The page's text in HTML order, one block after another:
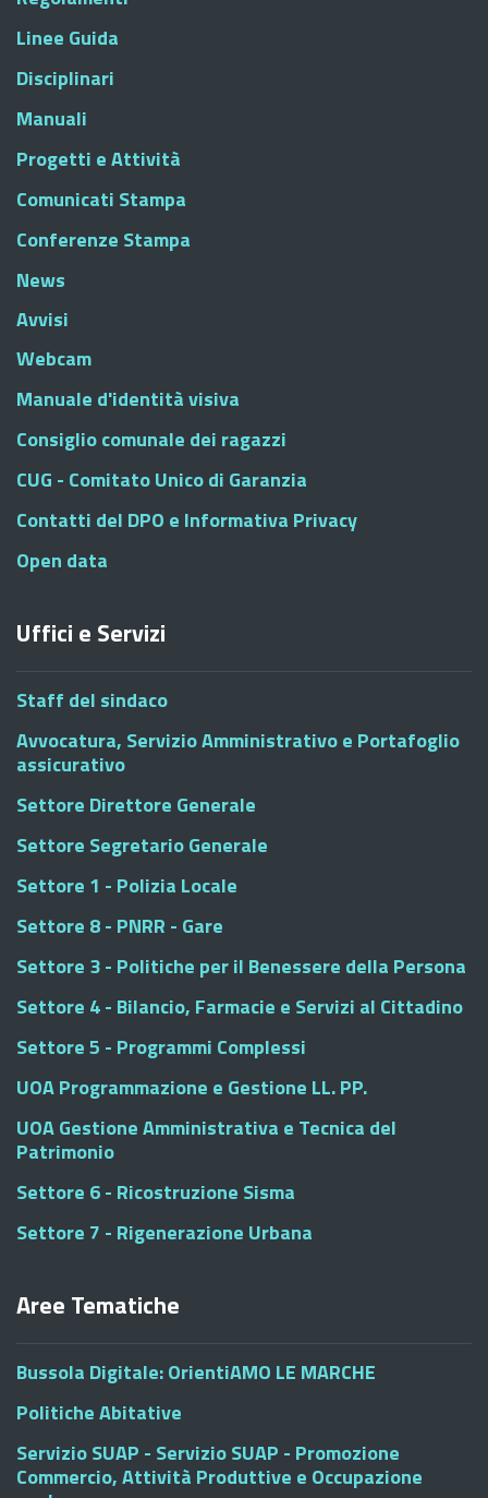
Linee Guida
Disciplinari
Manuali
Progetti e Attività
Comunicati Stampa
Conferenze Stampa
News
Avvisi
Webcam
Manuale d'identità visiva
Consiglio comunale dei ragazzi
CUG - Comitato Unico di Garanzia
Contatti del DPO e Informativa Privacy
Open data
Uffici e Servizi
Staff del sindaco
Avvocatura, Servizio Amministrativo e Portafoglio
assicurativo
Settore Direttore Generale
Settore Segretario Generale
Settore 1 - Polizia Locale
Settore 8 - PNRR - Gare
Settore 3 - Politiche per il Benessere della Persona
Settore 4 - Bilancio, Farmacie e Servizi al Cittadino
Settore 5 - Programmi Complessi
UOA Programmazione e Gestione LL. PP.
UOA Gestione Amministrativa e Tecnica del
Patrimonio
Settore 6 - Ricostruzione Sisma
Settore 7 - Rigenerazione Urbana
Aree Tematiche
Bussola Digitale: OrientiAMO LE MARCHE
Politiche Abitative
Servizio SUAP - Servizio SUAP - Promozione
Commercio, Attività Produttive e Occupazione